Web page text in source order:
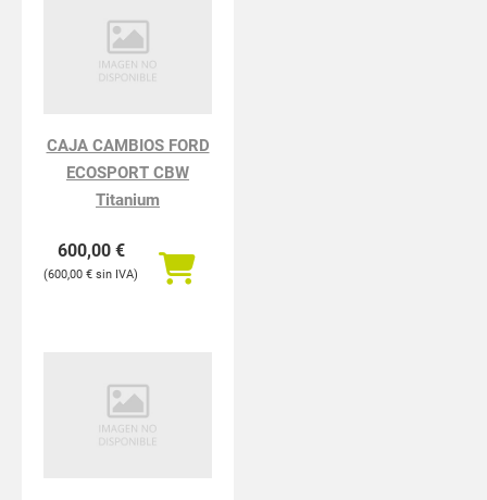
CAJA CAMBIOS FORD
ECOSPORT CBW
Titanium
600,00 €
600,00 €